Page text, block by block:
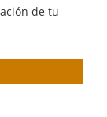
de tu